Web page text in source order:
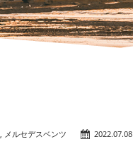
2022.07.08
メルセデスベンツ